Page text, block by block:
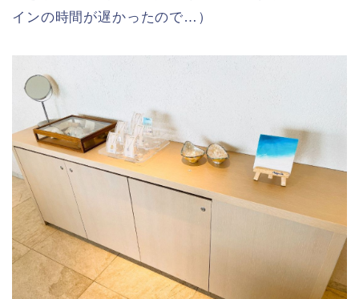
インの時間が遅かったので…）